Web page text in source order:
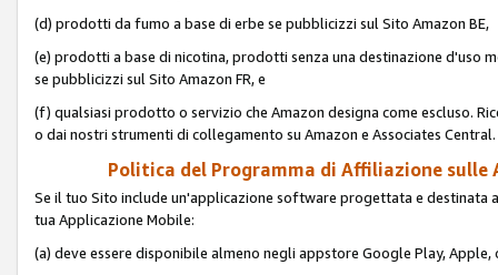
(d) prodotti da fumo a base di erbe se pubblicizzi sul Sito Amazon BE,
(e) prodotti a base di nicotina, prodotti senza una destinazione d'uso
se pubblicizzi sul Sito Amazon FR, e
(f) qualsiasi prodotto o servizio che Amazon designa come escluso.
o dai nostri strumenti di collegamento su Amazon e Associates Central.
Politica del Programma di Affiliazione
Se il tuo Sito include un'applicazione software progettata e
tua Applicazione Mobile:
(a) deve essere disponibile almeno negli appstore Google Play, Apple,